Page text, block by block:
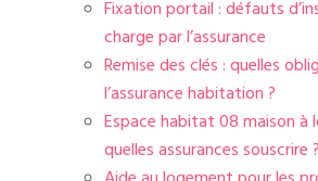
Fixation portail : défauts
charge par l’assurance
Remise des clés : quelles
l’assurance habitation ?
Espace habitat 08 maison à
quelles assurances souscrire ?